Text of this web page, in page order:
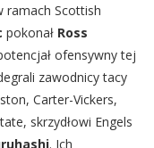
ramach Scottish
pokonał Ross
ofensywny tej
zawodnicy tacy
Carter-Vickers,
skrzydłowi Engels
. Ich